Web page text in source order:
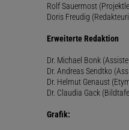
Rolf Sauermost
Doris Freudig
Erweiterte Redaktion
Dr. Michael Bonk
Dr. Andreas Sendtko
Dr. Helmut Genaust
Dr. Claudia Gack
Grafik: